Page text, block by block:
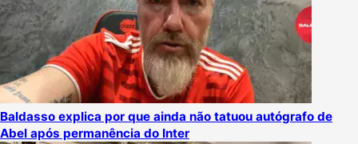
Baldasso explica por que ainda não tatuou autógrafo de
Abel após permanência do Inter